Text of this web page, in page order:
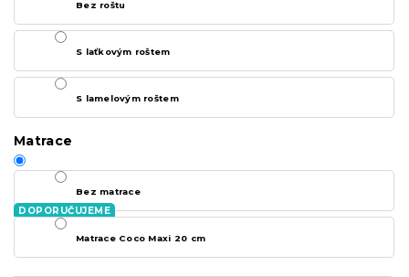
Bez roštu
S laťkovým roštem
S lamelovým roštem
Matrace
Bez matrace
Matrace Coco Maxi 20 cm